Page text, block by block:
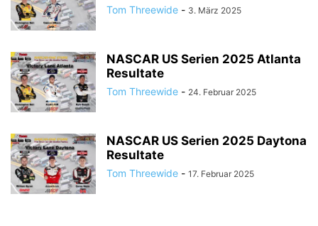
Tom Threewide - 3. März 2025
NASCAR US Serien 2025 Atlanta
Resultate
Tom Threewide - 24. Februar 2025
NASCAR US Serien 2025 Daytona
Resultate
Tom Threewide - 17. Februar 2025